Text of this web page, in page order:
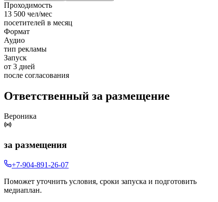
Проходимость
13 500 чел/мес
посетителей в месяц
Формат
Аудио
тип рекламы
Запуск
от 3 дней
после согласования
Ответственный за размещение
Вероника
за размещения
+7-904-891-26-07
Поможет уточнить условия, сроки запуска и подготовить
медиаплан.